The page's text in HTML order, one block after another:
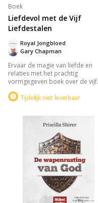
Boek
Liefdevol met de Vijf
Liefdestalen
Gary Chapman
Royal Jongbloed
Ervaar de magie van liefde en
relaties met het prachtig
vormgegeven boek over de vijf
talen van de liefde: positieve
woorden, tijd en aandacht,
lichamelijke aanraking. Ideaal als
huwelijkscadeau, biedt het
liefdestalen te begrijpen en te
Tijdelijk niet leverbaar